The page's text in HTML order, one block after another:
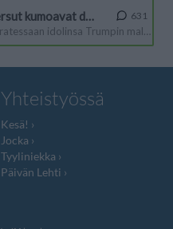
Yhteistyössä
Kesä!
Jocka
Tyyliniekka
Päivän Lehti